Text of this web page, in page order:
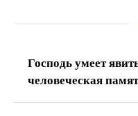
Господь умеет
человеческая